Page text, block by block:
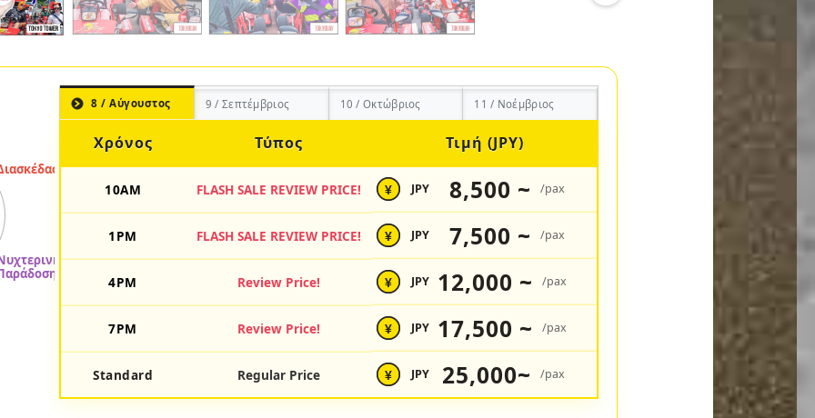
8 / Αύγουστος 9 / Σεπτέμβριος 10 / Οκτώβριος 11 / Νοέμβριος
Χρόνος Τύπος Τιμή (JPY)
10AM FLASH SALE REVIEW PRICE! ¥ JPY 8,500 ~ /pax
1PM FLASH SALE REVIEW PRICE! ¥ JPY 7,500 ~ /pax
4PM Review Price! ¥ JPY 12,000 ~ /pax
7PM Review Price! ¥ JPY 17,500 ~ /pax
Standard Regular Price ¥ JPY 25,000~ /pax